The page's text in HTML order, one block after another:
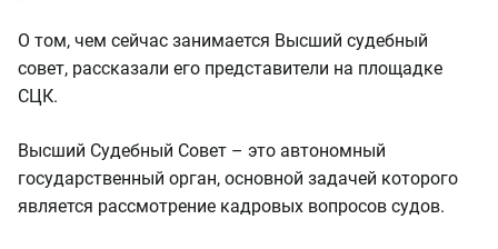
О том, чем сейчас занимается Высший судебный
совет, рассказали его представители на площадке
СЦК.
Высший Судебный Совет – это автономный
государственный орган, основной задачей которого
является рассмотрение кадровых вопросов судов.